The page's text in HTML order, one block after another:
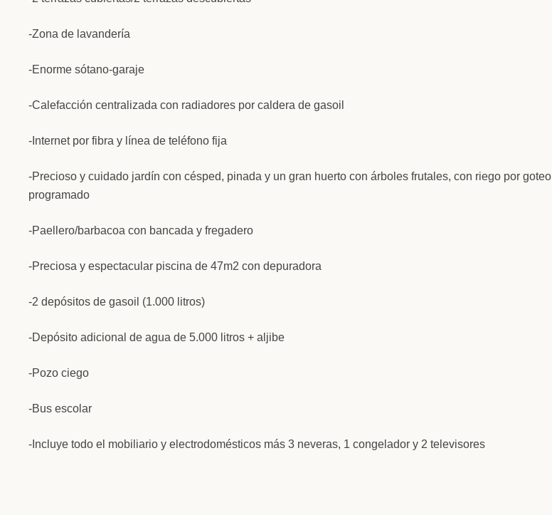
-Zona de lavandería
-Enorme sótano-garaje
-Calefacción centralizada con radiadores por caldera de gasoil
-Internet por fibra y línea de teléfono fija
-Precioso y cuidado jardín con césped, pinada y un gran huerto con árboles frutales, con riego por goteo
programado
-Paellero/barbacoa con bancada y fregadero
-Preciosa y espectacular piscina de 47m2 con depuradora
-2 depósitos de gasoil (1.000 litros)
-Depósito adicional de agua de 5.000 litros + aljibe
-Pozo ciego
-Bus escolar
-Incluye todo el mobiliario y electrodomésticos más 3 neveras, 1 congelador y 2 televisores